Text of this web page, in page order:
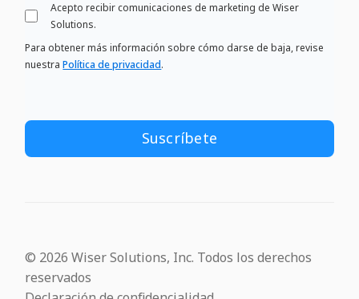
Acepto recibir comunicaciones de marketing de Wiser
Solutions.
Para obtener más información sobre cómo darse de baja, revise
nuestraPolítica de privacidad.
© 2026 Wiser Solutions, Inc. Todos los derechos
reservados